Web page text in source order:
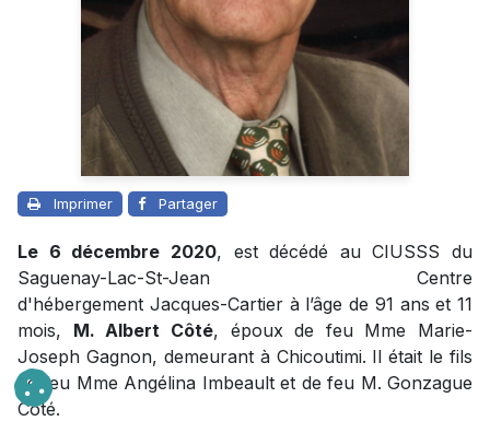
Imprimer Partager
Le 6 décembre 2020, est décédé au CIUSSS du
Saguenay-Lac-St-Jean Centre
d'hébergement Jacques-Cartier à l’âge de 91 ans et 11
mois, M. Albert Côté, époux de feu Mme Marie-
Joseph Gagnon, demeurant à Chicoutimi. Il était le fils
de feu Mme Angélina Imbeault et de feu M. Gonzague
Côté.